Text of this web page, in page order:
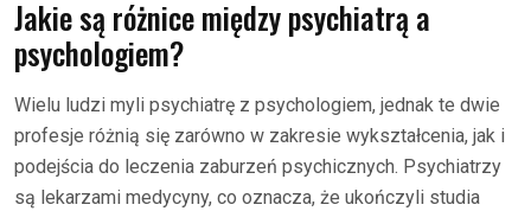
Jakie są różnice między psychiatrą a
psychologiem?
Wielu ludzi myli psychiatrę z psychologiem, jednak te dwie
profesje różnią się zarówno w zakresie wykształcenia, jak i
podejścia do leczenia zaburzeń psychicznych. Psychiatrzy
są lekarzami medycyny, co oznacza, że ukończyli studia